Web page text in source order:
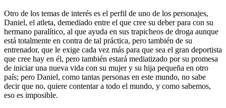
Otro de los temas de interés es el perfil de uno de los personajes,
Daniel, el atleta, demediado entre el que cree su deber para con su
hermano paralítico, al que ayuda en sus trapicheos de droga aunque
está totalmente en contra de tal práctica, pero también de su
entrenador, que le exige cada vez más para que sea el gran deportista
que cree hay en él, pero también estará mediatizado por su promesa
de iniciar una nueva vida con su mujer y su hija pequeña en otro
país; pero Daniel, como tantas personas en este mundo, no sabe
decir que no, quiere contentar a todo el mundo, y como sabemos,
eso es imposible.